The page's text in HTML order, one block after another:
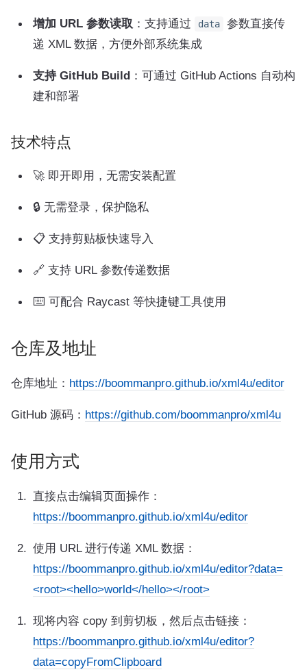
增加 URL 参数读取 ：支持通过 data
参数直接传
递 XML 数据，方便外部系统集成
支持 GitHub Build ：可通过 GitHub Actions 自动构
建和部署
技术特点
🚀 即开即用，无需安装配置
🔒 无需登录，保护隐私
📋 支持剪贴板快速导入
🔗 支持 URL 参数传递数据
⌨️ 可配合 Raycast 等快捷键工具使用
仓库及地址
仓库地址： https://boommanpro.github.io/xml4u/editor
GitHub 源码： https://github.com/boommanpro/xml4u
使用方式
直接点击编辑页面操作：
https://boommanpro.github.io/xml4u/editor
使用 URL 进行传递 XML 数据：
https://boommanpro.github.io/xml4u/editor?data=
<root><hello>world</hello></root>
现将内容 copy 到剪切板，然后点击链接：
https://boommanpro.github.io/xml4u/editor?
data=copyFromClipboard